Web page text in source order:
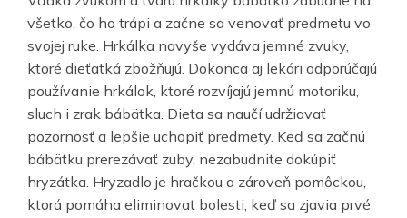
všetko, čo ho trápi a začne sa venovať predmetu vo
svojej ruke. Hrkálka navyše vydáva jemné zvuky,
ktoré dieťatká zbožňujú. Dokonca aj lekári odporúčajú
používanie hrkálok, ktoré rozvíjajú jemnú motoriku,
sluch i zrak bábätka. Dieťa sa naučí udržiavať
pozornosť a lepšie uchopiť predmety. Keď sa začnú
bábätku prerezávať zuby, nezabudnite dokúpiť
hryzátka. Hryzadlo je hračkou a zároveň pomôckou,
ktorá pomáha eliminovať bolesti, keď sa zjavia prvé